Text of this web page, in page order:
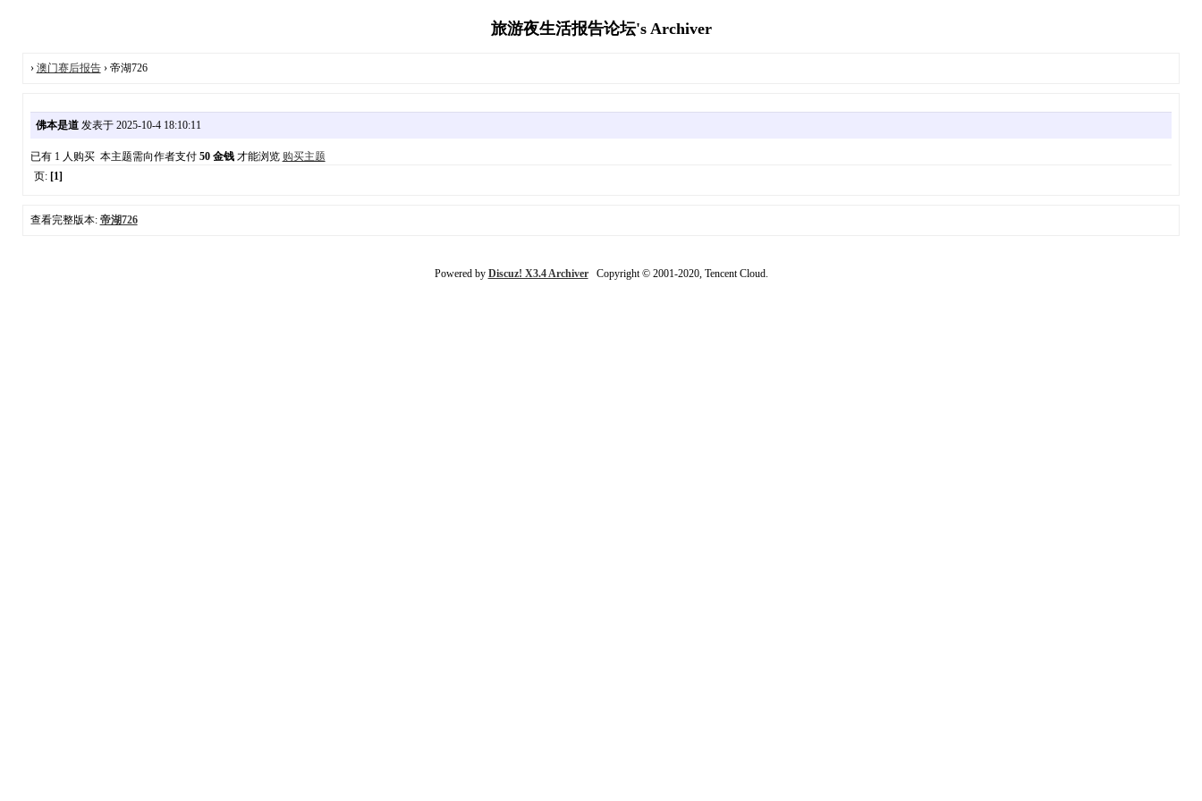
旅游夜生活报告论坛's Archiver
› 澳门赛后报告› 帝湖726
佛本是道发表于 2025-10-4 18:10:11
已有 1 人购买 本主题需向作者支付 50 金钱才能浏览 购买主题
页: [1]
查看完整版本: 帝湖726
Powered by Discuz! X3.4 ArchiverCopyright © 2001-2020, Tencent Cloud.